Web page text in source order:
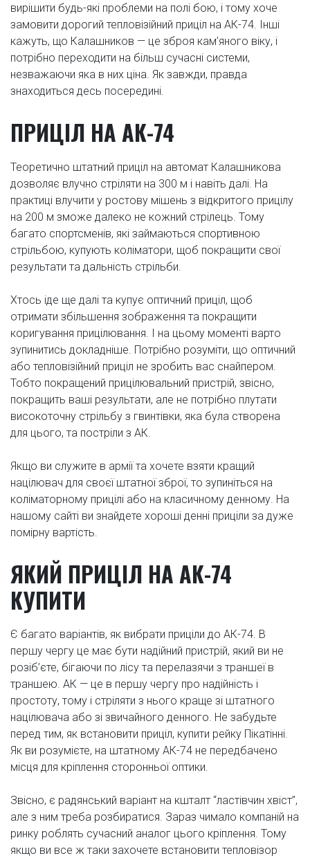
вирішити будь-які проблеми на полі бою, і тому хоче
замовити дорогий тепловізійний приціл на АК-74. Інші
кажуть, що Калашников — це зброя кам’яного віку, і
потрібно переходити на більш сучасні системи,
незважаючи яка в них ціна. Як завжди, правда
знаходиться десь посередині.
ПРИЦІЛ НА АК-74
Теоретично штатний приціл на автомат Калашникова
дозволяє влучно стріляти на 300 м і навіть далі. На
практиці влучити у ростову мішень з відкритого прицілу
на 200 м зможе далеко не кожний стрілець. Тому
багато спортсменів, які займаються спортивною
стрільбою, купують коліматори, щоб покращити свої
результати та дальність стрільби.
Хтось іде ще далі та купує оптичний приціл, щоб
отримати збільшення зображення та покращити
коригування прицілювання. І на цьому моменті варто
зупинитись докладніше. Потрібно розуміти, що оптичний
або тепловізійний приціл не зробить вас снайпером.
Тобто покращений прицілювальний пристрій, звісно,
покращить ваші результати, але не потрібно плутати
високоточну стрільбу з гвинтівки, яка була створена
для цього, та постріли з АК.
Якщо ви служите в армії та хочете взяти кращий
націлювач для своєї штатної зброї, то зупиніться на
коліматорному прицілі або на класичному денному. На
нашому сайті ви знайдете хороші денні приціли за дуже
помірну вартість.
ЯКИЙ ПРИЦІЛ НА АК-74
КУПИТИ
Є багато варіантів, як вибрати приціли до АК-74. В
першу чергу це має бути надійний пристрій, який ви не
розіб’єте, бігаючи по лісу та перелазячи з траншеї в
траншею. АК — це в першу чергу про надійність і
простоту, тому і стріляти з нього краще зі штатного
націлювача або зі звичайного денного. Не забудьте
перед тим, як встановити приціл, купити рейку Пікатінні.
Як ви розумієте, на штатному АК-74 не передбачено
місця для кріплення сторонньої оптики.
Звісно, є радянський варіант на кшталт “ластівчин хвіст”,
але з ним треба розбиратися. Зараз чимало компаній на
ринку роблять сучасний аналог цього кріплення. Тому
якщо ви все ж таки захочете встановити тепловізор